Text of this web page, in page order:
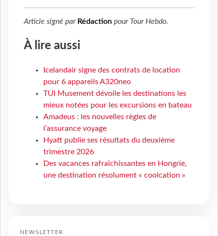
Article signé par Rédaction pour Tour Hebdo.
À lire aussi
Icelandair signe des contrats de location
pour 6 appareils A320neo
TUI Musement dévoile les destinations les
mieux notées pour les excursions en bateau
Amadeus : les nouvelles règles de
l’assurance voyage
Hyatt publie ses résultats du deuxième
trimestre 2026
Des vacances rafraîchissantes en Hongrie,
une destination résolument « coolcation »
NEWSLETTER